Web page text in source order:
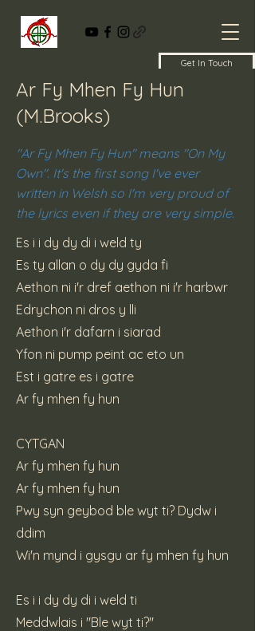
Get In Touch
Ar Fy Mhen Fy Hun
(M.Brooks)
"Ar Fy Mhen Fy Hun" means "On My
Own". It's the first song I've ever
written in Welsh so I'm very proud of
the lyrics even if they are very simple.
Es i i dy dy di i weld ty
Es ty allan o dy dy gyda fi
Aethon ni i'r dref aethon ni i'r harbwr
Edrychon ni dros y lli
Aethon i'r dafarn i siarad
Yfon ni pump peint ac eto un
Est i gatre es i gatre
Ar fy mhen fy hun
CYTGAN
Ar fy mhen fy hun
Ar fy mhen fy hun
Pwy syn geybod ble wyt ti? Dydw i
ddim
Wi'n mynd i gysgu ar fy mhen fy hun
Es i i dy dy di i weld ti
Meddwlais i "Ble wyt ti?"